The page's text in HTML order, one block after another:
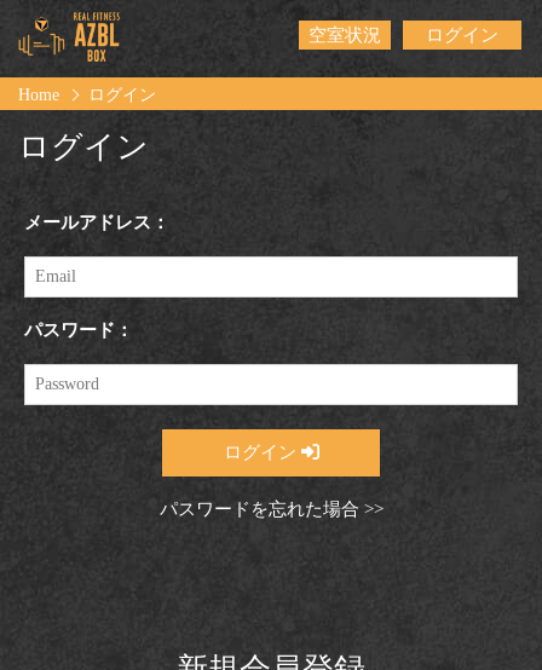
空室状況 ログイン
Home ログイン
ログイン
メールアドレス：
パスワード：
ログイン
パスワードを忘れた場合 >>